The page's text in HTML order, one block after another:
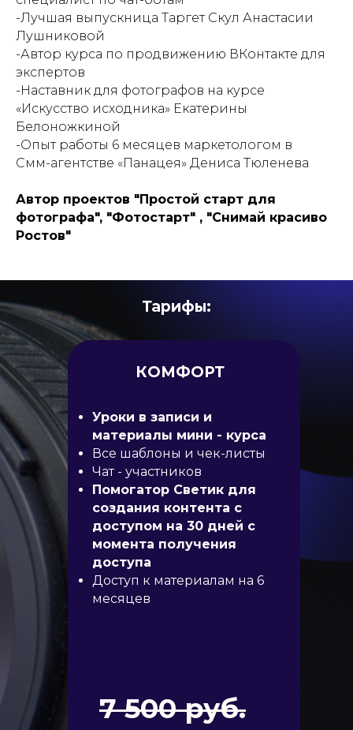
-Лучшая выпускница Таргет Скул Анастасии
Лушниковой
-Автор курса по продвижению ВКонтакте для
экспертов
-Наставник для фотографов на курсе
«Искусство исходника» Екатерины
Белоножкиной
-Опыт работы 6 месяцев маркетологом в
Смм-агентстве «Панацея» Дениса Тюленева
Автор проектов "Простой старт для
фотографа", "Фотостарт" , "Снимай красиво
Ростов"
Тарифы:
КОМФОРТ
Уроки в записи и
материалы мини - курса
Все шаблоны и чек-листы
Чат - участников
Помогатор Светик для
создания контента с
доступом на 30 дней с
момента получения
доступа
Доступ к материалам на 6
месяцев
7 500 руб.